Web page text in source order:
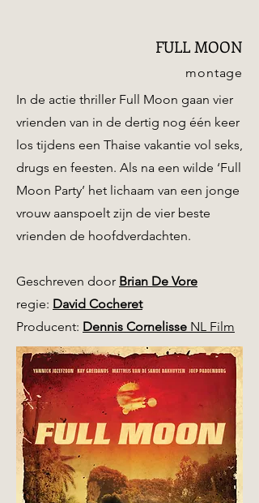
FULL MOON
montage
In de actie thriller Full Moon gaan vier
vrienden van in de dertig nog één keer
los tijdens een Thaise vakantie vol seks,
drugs en feesten. Als na een wilde ‘Full
Moon Party’ het lichaam van een jonge
vrouw aanspoelt zijn de vier beste
vrienden de hoofdverdachten.
Geschreven door Brian De Vore
regie: David Cocheret
Producent: Dennis Cornelisse NL Film